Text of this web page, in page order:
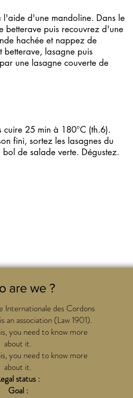
l'aide d'une mandoline. Dans le
betterave puis recouvrez d'une
hachée et nappez de
betterave, lasagne puis
une lasagne couverte de
cuire 25 min à 180°C (th.6).
fini, sortez les lasagnes du
de salade verte. Dégustez.
are we ?
Internationale des Cordons
an association (Law 1901).
you need to know more
about it.
you need to know more
about it.
status :
Goal :